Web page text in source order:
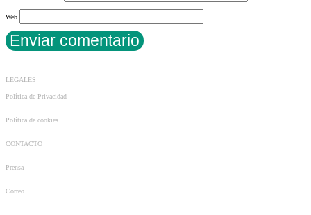
Web
LEGALES
Política de Privacidad
Política de cookies
CONTACTO
Prensa
Correo